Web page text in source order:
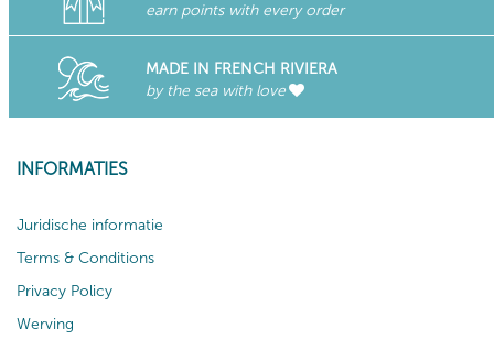
earn points with every order
MADE IN FRENCH RIVIERA
by the sea with love
INFORMATIES
Juridische informatie
Terms & Conditions
Privacy Policy
Werving